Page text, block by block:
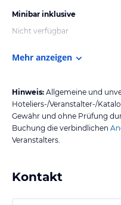
Minibar inklusive
Nicht verfügbar
Mehr anzeigen
Hinweis: Allgemeine und
Hoteliers-/Veranstalter-/
Gewähr und ohne Prüfung
Buchung die verbindlichen
Veranstalters.
Kontakt